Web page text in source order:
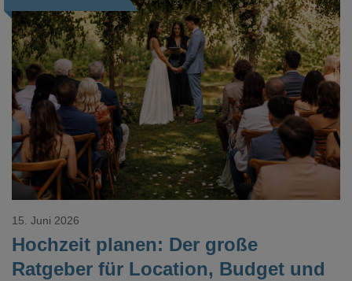
Loading...
Hochzeit planen: Der große
Ratgeber für Location, Budget und
15. Juni 2026